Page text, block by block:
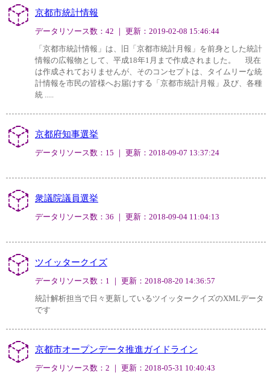
京都市統計情報
データリソース数：42 ｜ 更新：2019-02-08 15:46:44
「京都市統計情報」は、旧「京都市統計月報」を前身とした統計
情報の広報物として、平成18年1月まで作成されました。 現在
は作成されておりませんが、そのコンセプトは、タイムリーな統
計情報を市民の皆様へお届けする「京都市統計月報」及び、各種
統 .....
京都府知事選挙
データリソース数：15 ｜ 更新：2018-09-07 13:37:24
衆議院議員選挙
データリソース数：36 ｜ 更新：2018-09-04 11:04:13
ツイッタークイズ
データリソース数：1 ｜ 更新：2018-08-20 14:36:57
統計解析担当で日々更新しているツイッタークイズのXMLデータ
です
京都市オープンデータ推進ガイドライン
データリソース数：2 ｜ 更新：2018-05-31 10:40:43